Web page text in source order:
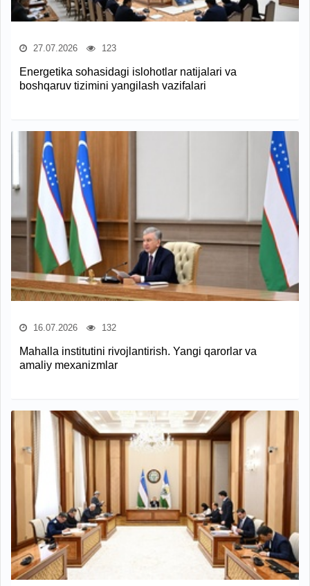
27.07.2026 123
Energetika sohasidagi islohotlar natijalari va
boshqaruv tizimini yangilash vazifalari
16.07.2026 132
Mahalla institutini rivojlantirish. Yangi qarorlar va
amaliy mexanizmlar